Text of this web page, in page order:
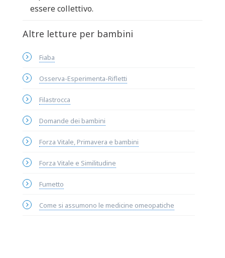
essere collettivo.
Altre letture per bambini
Fiaba
Osserva-Esperimenta-Rifletti
Filastrocca
Domande dei bambini
Forza Vitale, Primavera e bambini
Forza Vitale e Similitudine
Fumetto
Come si assumono le medicine omeopatiche